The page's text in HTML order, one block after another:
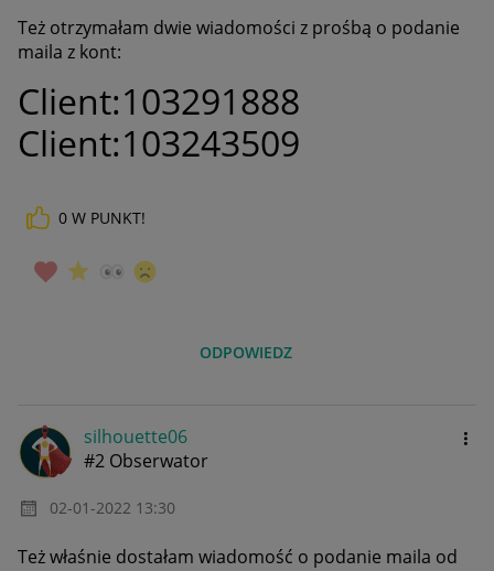
Też otrzymałam dwie wiadomości z prośbą o podanie
maila z kont:
Client:103291888
Client:103243509
0 W PUNKT!
ODPOWIEDZ
silhouette06
#2 Obserwator
‎02-01-2022 13:30
Też właśnie dostałam wiadomość o podanie maila od